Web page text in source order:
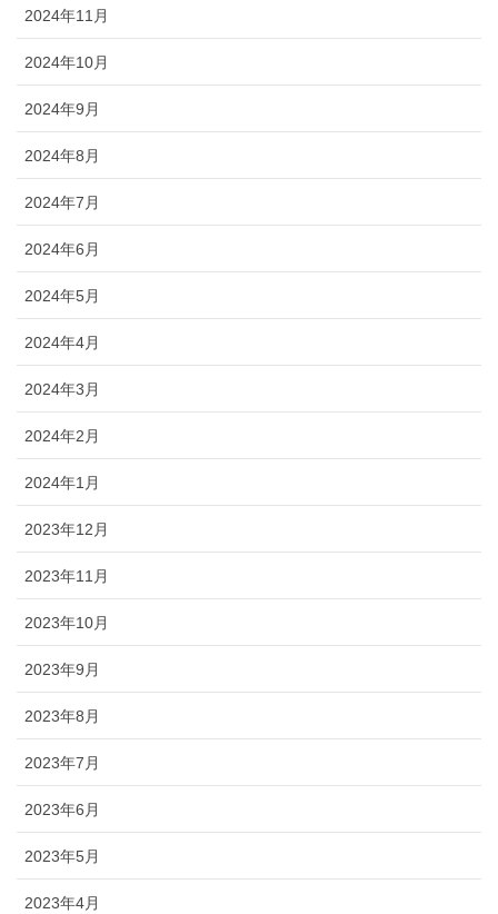
2024年11月
2024年10月
2024年9月
2024年8月
2024年7月
2024年6月
2024年5月
2024年4月
2024年3月
2024年2月
2024年1月
2023年12月
2023年11月
2023年10月
2023年9月
2023年8月
2023年7月
2023年6月
2023年5月
2023年4月